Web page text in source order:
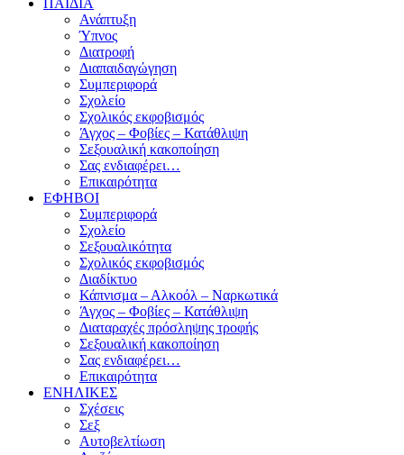
ΠΑΙΔΙΑ
Ανάπτυξη
Ύπνος
Διατροφή
Διαπαιδαγώγηση
Συμπεριφορά
Σχολείο
Σχολικός εκφοβισμός
Άγχος – Φοβίες – Κατάθλιψη
Σεξουαλική κακοποίηση
Σας ενδιαφέρει…
Επικαιρότητα
ΕΦΗΒΟΙ
Συμπεριφορά
Σχολείο
Σεξουαλικότητα
Σχολικός εκφοβισμός
Διαδίκτυο
Κάπνισμα – Αλκοόλ – Ναρκωτικά
Άγχος – Φοβίες – Κατάθλιψη
Διαταραχές πρόσληψης τροφής
Σεξουαλική κακοποίηση
Σας ενδιαφέρει…
Επικαιρότητα
ΕΝΗΛΙΚΕΣ
Σχέσεις
Σεξ
Αυτοβελτίωση